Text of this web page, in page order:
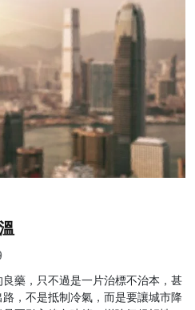
藥，只不過是一片治標不治本，甚
，不是抵制冷氣，而是要讓城市降